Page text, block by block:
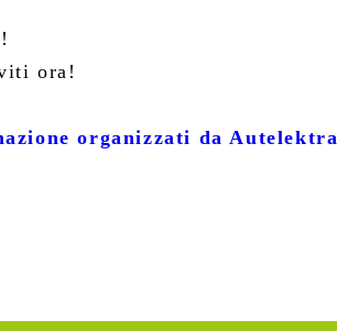
ora!
organizzati da Autelektra